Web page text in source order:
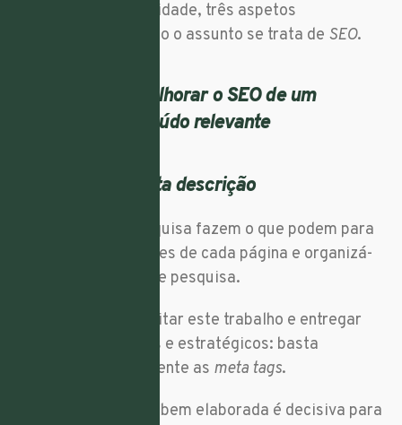
notoriedade e autoridade, três aspetos
fundamentais quando o assunto se trata de SEO.
meta descrição
Os motores de pesquisa fazem o que podem para
extrair as informações de cada página e organizá-
las nos resultados de pesquisa.
pode facilitar este trabalho e entregar
dados mais precisos e estratégicos: basta
preencher corretamente as meta tags.
bem elaborada é decisiva para